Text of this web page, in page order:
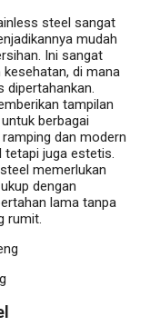
steel sangat
mudah
Ini sangat
di mana
dipertahankan.
tampilan
berbagai
dan modern
tetapi juga estetis.
memerlukan
dengan
lama tanpa
rumit.